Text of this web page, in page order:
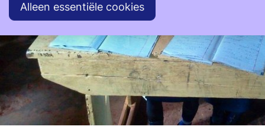
Alleen essentiële cookies